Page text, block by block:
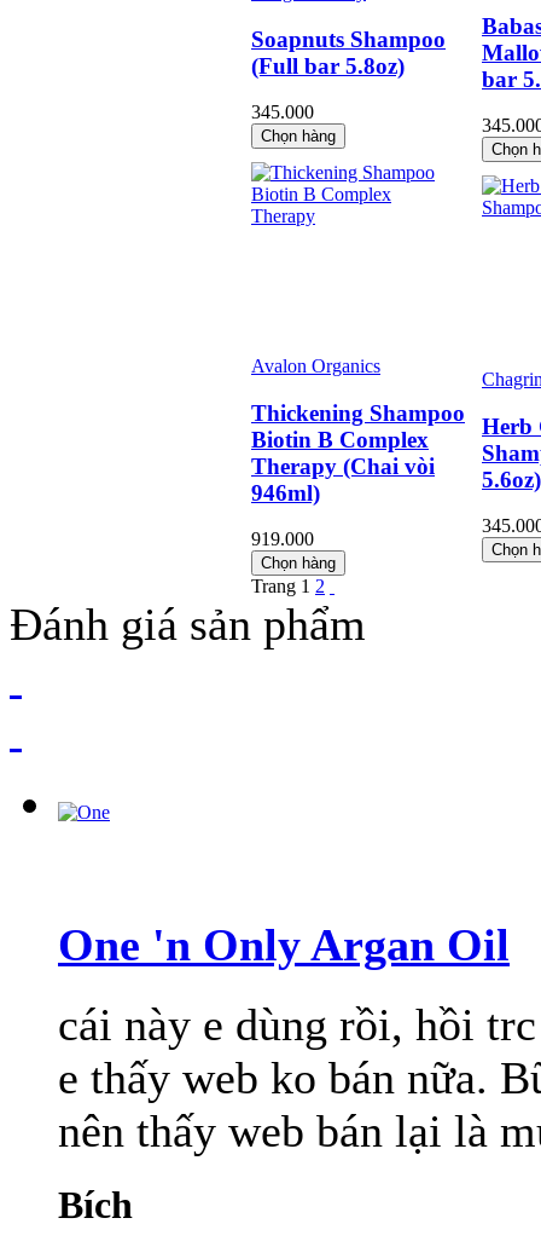
Soapnuts Shampoo
(Full bar 5.8oz)
345.000
Chọn hàng
bar
Chọn
Avalon Organics
Thickening Shampoo
Biotin B Complex
Therapy (Chai vòi
946ml)
919.000
Chọn hàng
Herb
5.6oz)
Chọn
Trang 1 2
Đánh giá sản phẩm
One 'n Only Argan Oil
cái này e dùng rồi, hồi
e thấy web ko bán nữa.
nên thấy web bán lại là
Bích